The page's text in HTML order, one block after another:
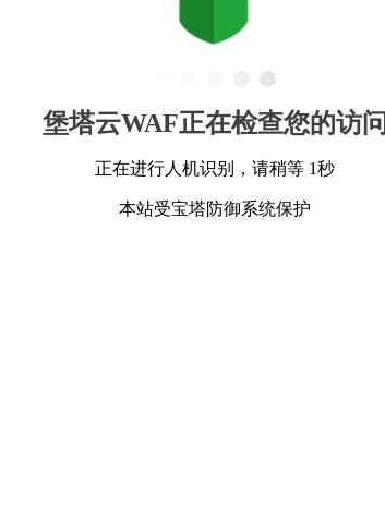
堡塔云WAF正在检查您的访问
正在进行人机识别，请稍等 1秒
本站受宝塔防御系统保护